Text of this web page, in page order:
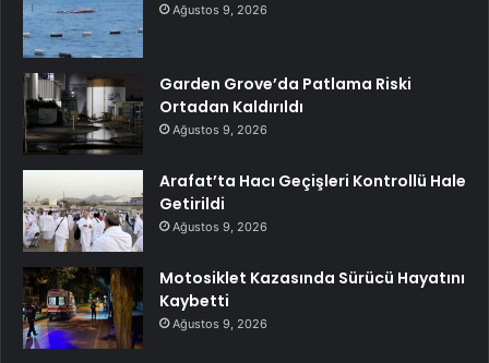
Ağustos 9, 2026
Garden Grove’da Patlama Riski
Ortadan Kaldırıldı
Ağustos 9, 2026
Arafat’ta Hacı Geçişleri Kontrollü Hale
Getirildi
Ağustos 9, 2026
Motosiklet Kazasında Sürücü Hayatını
Kaybetti
Ağustos 9, 2026